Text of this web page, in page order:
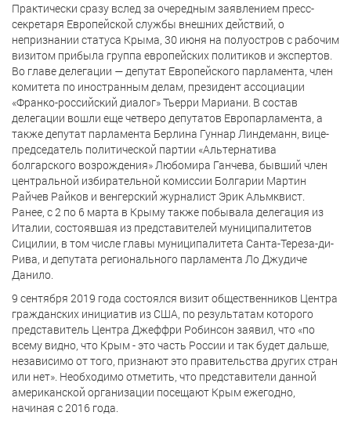
Практически сразу вслед за очередным заявлением пресс-
секретаря Европейской службы внешних действий, о
непризнании статуса Крыма, 30 июня на полуостров с рабочим
визитом прибыла группа европейских политиков и экспертов.
Во главе делегации — депутат Европейского парламента, член
комитета по иностранным делам, президент ассоциации
«Франко-российский диалог» Тьерри Мариани. В состав
делегации вошли еще четверо депутатов Европарламента, а
также депутат парламента Берлина Гуннар Линдеманн, вице-
председатель политической партии «Альтернатива
болгарского возрождения» Любомира Ганчева, бывший член
центральной избирательной комиссии Болгарии Мартин
Райчев Райков и венгерский журналист Эрик Альмквист.
Ранее, с 2 по 6 марта в Крыму также побывала делегация из
Италии, состоявшая из представителей муниципалитетов
Сицилии, в том числе главы муниципалитета Санта-Тереза-ди-
Рива, и депутата регионального парламента Ло Джудиче
Данило.
9 сентября 2019 года состоялся визит общественников Центра
гражданских инициатив из США, по результатам которого
представитель Центра Джеффри Робинсон заявил, что «по
всему видно, что Крым - это часть России и так будет дальше,
независимо от того, признают это правительства других стран
или нет». Необходимо отметить, что представители данной
американской организации посещают Крым ежегодно,
начиная с 2016 года.